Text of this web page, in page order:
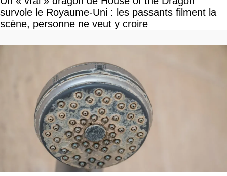
survole le Royaume-Uni : les passants filment la
scène, personne ne veut y croire